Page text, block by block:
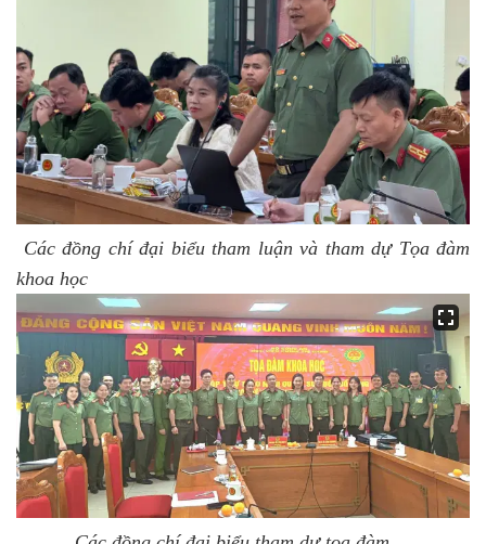
Các đồng chí đại biểu tham luận và tham dự Tọa đàm
khoa học